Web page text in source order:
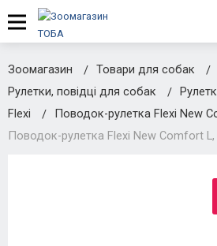
Зоомагазин
Товари для собак
Рулетки, повідці для собак
Flexi
Поводок-рулетка Flexi New
Поводок-рулетка Flexi New Comfort